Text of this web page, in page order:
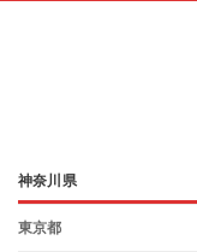
神奈川県
東京都